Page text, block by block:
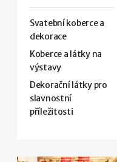
Svatební koberce a
dekorace
Koberce a látky na
výstavy
Dekorační látky pro
slavnostní
příležitosti